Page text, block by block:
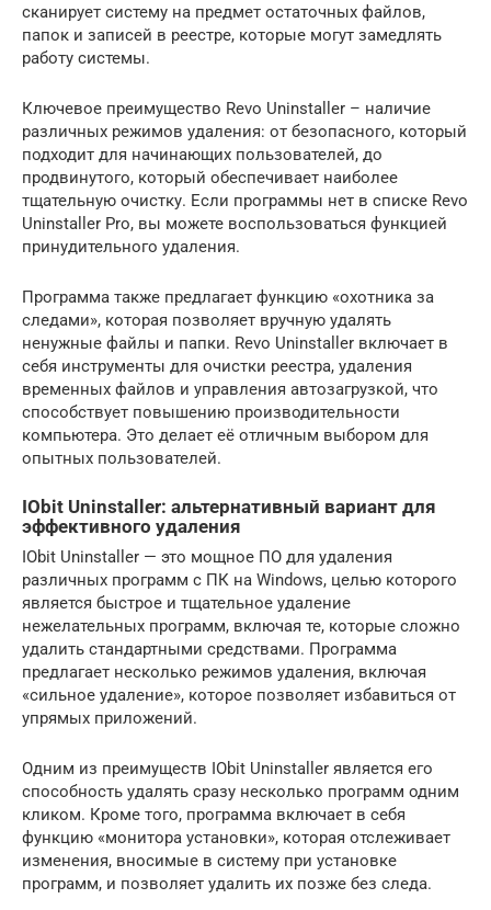
сканирует систему на предмет остаточных файлов,
папок и записей в реестре, которые могут замедлять
работу системы.
Ключевое преимущество Revo Uninstaller – наличие
различных режимов удаления: от безопасного, который
подходит для начинающих пользователей, до
продвинутого, который обеспечивает наиболее
тщательную очистку. Если программы нет в списке Revo
Uninstaller Pro, вы можете воспользоваться функцией
принудительного удаления.
Программа также предлагает функцию «охотника за
следами», которая позволяет вручную удалять
ненужные файлы и папки. Revo Uninstaller включает в
себя инструменты для очистки реестра, удаления
временных файлов и управления автозагрузкой, что
способствует повышению производительности
компьютера. Это делает её отличным выбором для
опытных пользователей.
IObit Uninstaller: альтернативный вариант для
эффективного удаления
IObit Uninstaller — это мощное ПО для удаления
различных программ с ПК на Windows, целью которого
является быстрое и тщательное удаление
нежелательных программ, включая те, которые сложно
удалить стандартными средствами. Программа
предлагает несколько режимов удаления, включая
«сильное удаление», которое позволяет избавиться от
упрямых приложений.
Одним из преимуществ IObit Uninstaller является его
способность удалять сразу несколько программ одним
кликом. Кроме того, программа включает в себя
функцию «монитора установки», которая отслеживает
изменения, вносимые в систему при установке
программ, и позволяет удалить их позже без следа.